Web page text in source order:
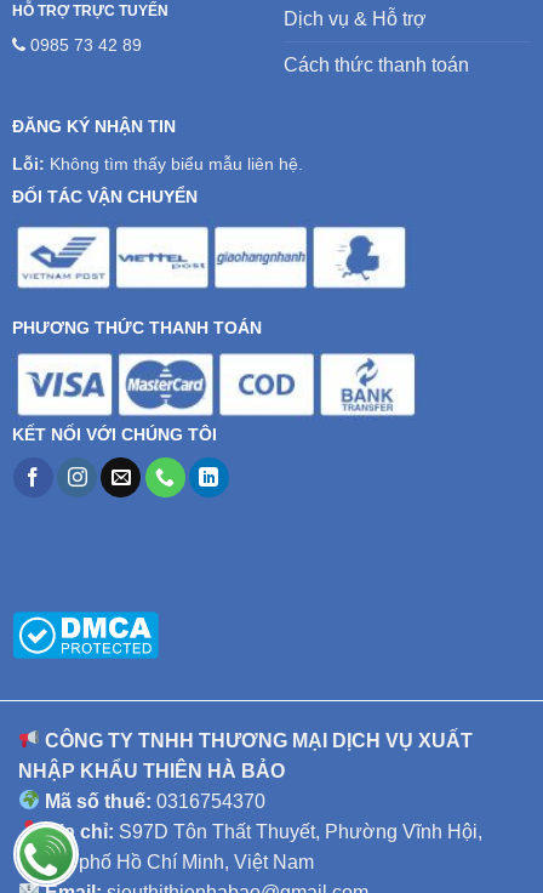
HỖ TRỢ TRỰC TUYẾN
0985 73 42 89
Dịch vụ & Hỗ trợ
Cách thức thanh toán
ĐĂNG KÝ NHẬN TIN
Lỗi: Không tìm thấy biểu mẫu liên hệ.
ĐỐI TÁC VẬN CHUYỂN
PHƯƠNG THỨC THANH TOÁN
KẾT NỐI VỚI CHÚNG TÔI
CÔNG TY TNHH THƯƠNG MẠI DỊCH VỤ XUẤT
NHẬP KHẨU THIÊN HÀ BẢO
Mã số thuế: 0316754370
Địa chỉ: S97D Tôn Thất Thuyết, Phường Vĩnh Hội,
Thành phố Hồ Chí Minh, Việt Nam